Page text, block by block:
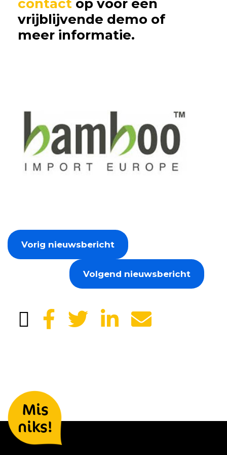
contact op voor een
vrijblijvende demo of
meer informatie.
Vorig nieuwsbericht
Volgend nieuwsbericht
Mis
niks!